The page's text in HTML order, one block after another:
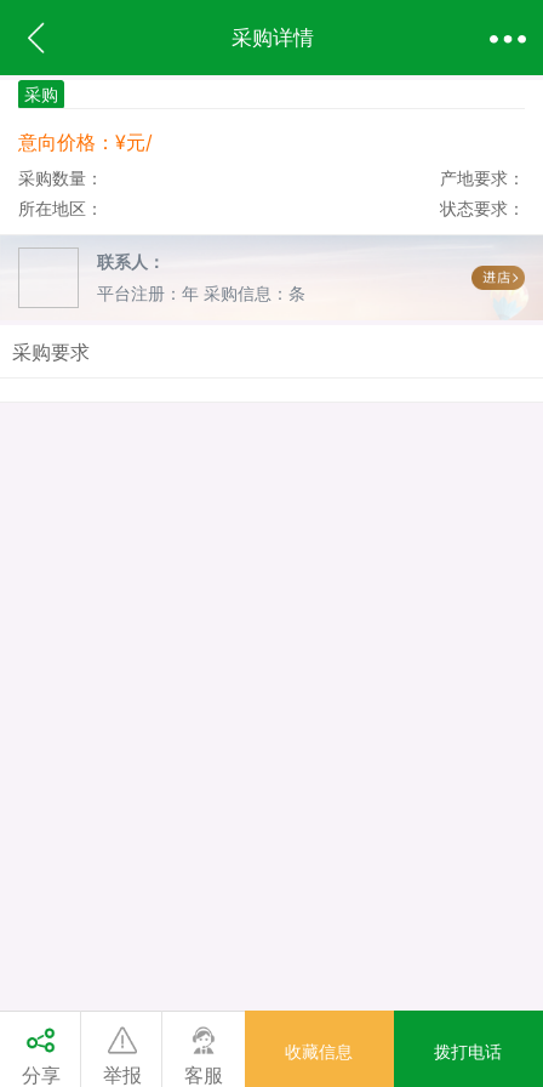
采购详情
分享 举报 客服
收藏信息 拨打电话
采购
意向价格：¥元/
采购数量：
所在地区：
产地要求：
状态要求：
联系人：
平台注册：年 采购信息：条
采购要求